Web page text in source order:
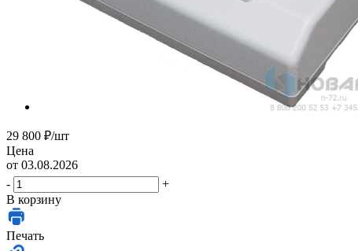
29 800 ₽/шт
Цена
от 03.08.2026
-
+
В корзину
Печать